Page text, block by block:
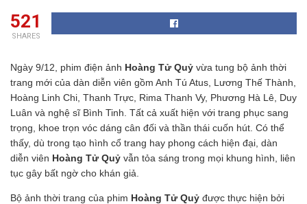
521
SHARES
Ngày 9/12, phim điện ảnh Hoàng Tử Quỷ vừa tung bộ ảnh thời
trang mới của dàn diễn viên gồm Anh Tú Atus, Lương Thế Thành,
Hoàng Linh Chi, Thanh Trực, Rima Thanh Vy, Phương Hà Lê, Duy
Luân và nghệ sĩ Bình Tinh. Tất cả xuất hiện với trang phục sang
trọng, khoe trọn vóc dáng cân đối và thần thái cuốn hút. Có thể
thấy, dù trong tạo hình cổ trang hay phong cách hiện đại, dàn
diễn viên Hoàng Tử Quỷ vẫn tỏa sáng trong mọi khung hình, liên
tục gây bất ngờ cho khán giả.
Bộ ảnh thời trang của phim Hoàng Tử Quỷ được thực hiện bởi